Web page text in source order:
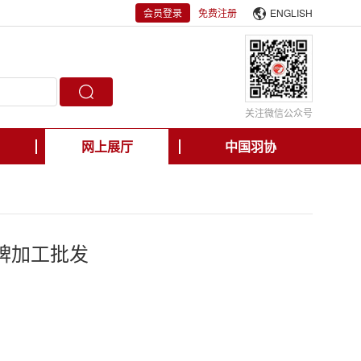
会员登录 免费注册 ENGLISH
关注微信公众号
网上展厅 中国羽协
加工批发